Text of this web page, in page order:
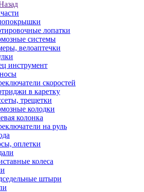
лопатки
системы
велоаптечки
инструмент
скоростей
в каретку
трещетки
колодки
колонка
на руль
оплетки
колеса
штыри